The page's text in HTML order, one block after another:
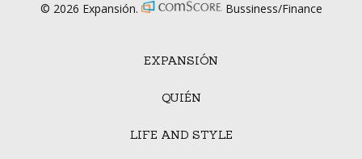
EXPANSIÓN
QUIÉN
LIFE AND STYLE
© 2026 Expansión. Bussiness/Finance